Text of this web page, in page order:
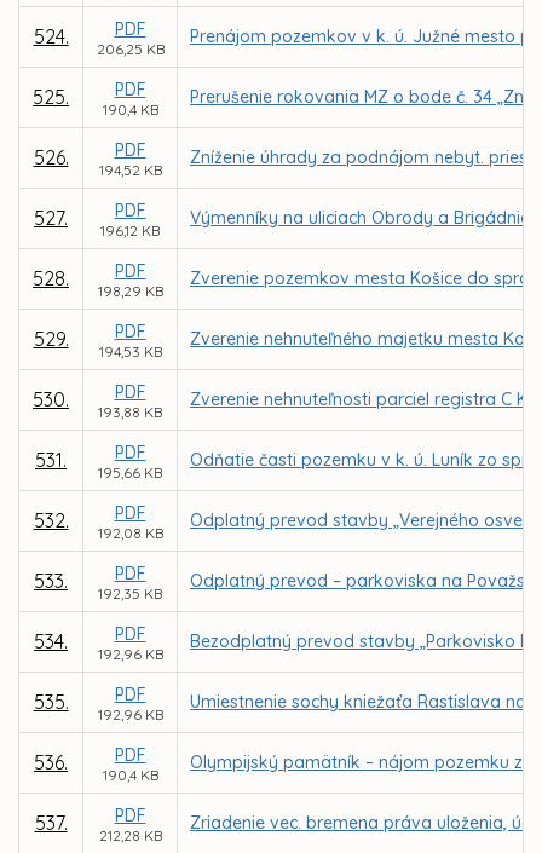
524. PDF
206,25 KB
Prenájom pozemkov v k. ú. Južné mesto
525. PDF
190,4 KB
Prerušenie rokovania MZ o bode č. 34
526. PDF
194,52 KB
Zníženie úhrady za podnájom nebyt.
527. PDF
196,12 KB
Výmenníky na uliciach Obrody a
528. PDF
198,29 KB
Zverenie pozemkov mesta Košice do
529. PDF
194,53 KB
Zverenie nehnuteľného majetku mesta
530. PDF
193,88 KB
Zverenie nehnuteľnosti parciel registra C
531. PDF
195,66 KB
Odňatie časti pozemku v k. ú. Luník zo
532. PDF
192,08 KB
Odplatný prevod stavby „Verejného
533. PDF
192,35 KB
Odplatný prevod – parkoviska na
534. PDF
192,96 KB
Bezodplatný prevod stavby „Parkovisko
535. PDF
192,96 KB
Umiestnenie sochy kniežaťa Rastislava na
536. PDF
190,4 KB
Olympijský pamätník – nájom pozemku z
537. PDF
212,28 KB
Zriadenie vec. bremena práva uloženia,